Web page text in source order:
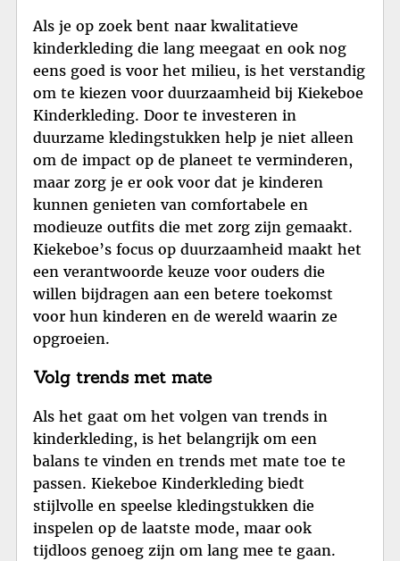
Als je op zoek bent naar kwalitatieve
kinderkleding die lang meegaat en ook nog
eens goed is voor het milieu, is het verstandig
om te kiezen voor duurzaamheid bij Kiekeboe
Kinderkleding. Door te investeren in
duurzame kledingstukken help je niet alleen
om de impact op de planeet te verminderen,
maar zorg je er ook voor dat je kinderen
kunnen genieten van comfortabele en
modieuze outfits die met zorg zijn gemaakt.
Kiekeboe’s focus op duurzaamheid maakt het
een verantwoorde keuze voor ouders die
willen bijdragen aan een betere toekomst
voor hun kinderen en de wereld waarin ze
opgroeien.
Volg trends met mate
Als het gaat om het volgen van trends in
kinderkleding, is het belangrijk om een
balans te vinden en trends met mate toe te
passen. Kiekeboe Kinderkleding biedt
stijlvolle en speelse kledingstukken die
inspelen op de laatste mode, maar ook
tijdloos genoeg zijn om lang mee te gaan.